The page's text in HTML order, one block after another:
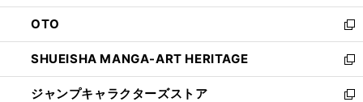
ウ
で
開
く
ン
ド
ウ
で
開
く
OTO
新
し
い
ウ
ィ
SHUEISHA MANGA-ART HERITAGE
新
し
い
ジャンプキャラクターズストア
新